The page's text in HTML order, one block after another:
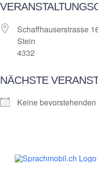
Zum
springen
Schaffhauserstrasse
Stein
4332
NÄCHSTE
Keine